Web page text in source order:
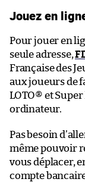
Jouez en
Pour jouer en
seule adresse,
Française des
aux joueurs de
LOTO® et
ordinateur.
Pas besoin
même pouvoir
vous déplacer,
compte